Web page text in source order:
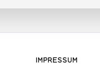
IMPRESSUM